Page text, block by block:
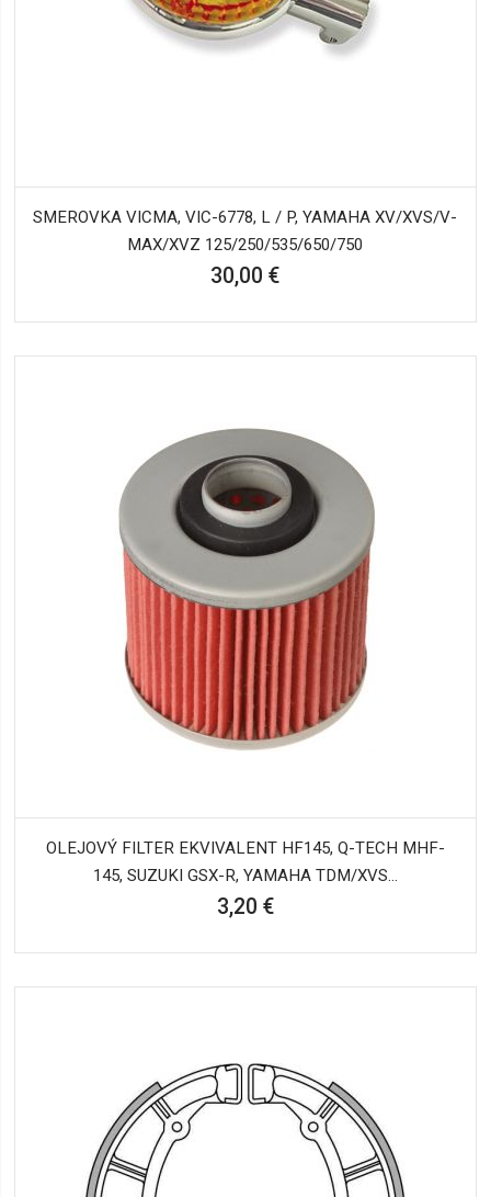
SMEROVKA VICMA, VIC-6778, L / P, YAMAHA XV/XVS/V-
MAX/XVZ 125/250/535/650/750
30,00 €
OLEJOVÝ FILTER EKVIVALENT HF145, Q-TECH MHF-
145, SUZUKI GSX-R, YAMAHA TDM/XVS...
3,20 €